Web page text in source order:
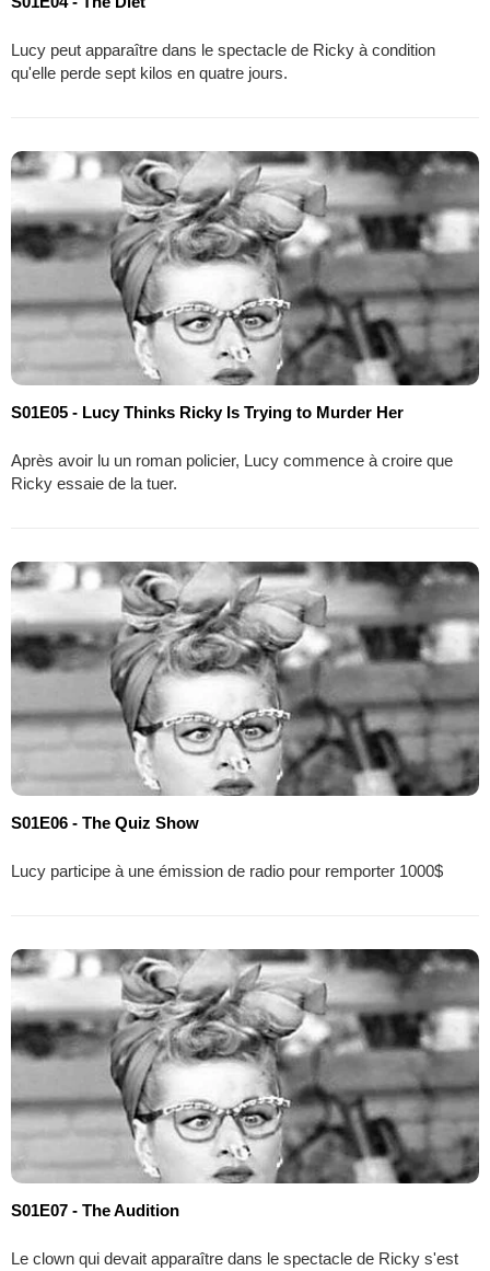
Lucy peut apparaître dans le spectacle de Ricky à condition
qu'elle perde sept kilos en quatre jours.
S01E05 - Lucy Thinks Ricky Is Trying to Murder Her
Après avoir lu un roman policier, Lucy commence à croire que
Ricky essaie de la tuer.
S01E06 - The Quiz Show
Lucy participe à une émission de radio pour remporter 1000$
S01E07 - The Audition
Le clown qui devait apparaître dans le spectacle de Ricky s'est